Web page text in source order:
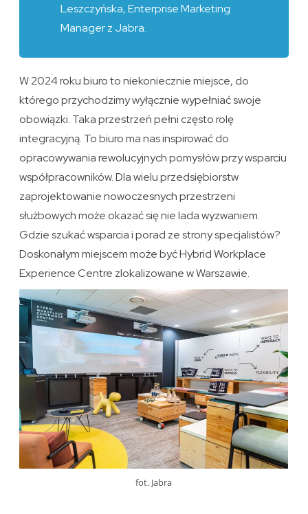
Leszczyńska, Enterprise Marketing
Manager z Jabra.
W 2024 roku biuro to niekoniecznie miejsce, do
którego przychodzimy wyłącznie wypełniać swoje
obowiązki. Taka przestrzeń pełni często rolę
integracyjną. To biuro ma nas inspirować do
opracowywania rewolucyjnych pomysłów przy wsparciu
współpracowników. Dla wielu przedsiębiorstw
zaprojektowanie nowoczesnych przestrzeni
służbowych może okazać się nie lada wyzwaniem.
Gdzie szukać wsparcia i porad ze strony specjalistów?
Doskonałym miejscem może być Hybrid Workplace
Experience Centre zlokalizowane w Warszawie.
fot. Jabra